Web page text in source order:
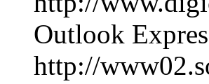
Outlook
http://